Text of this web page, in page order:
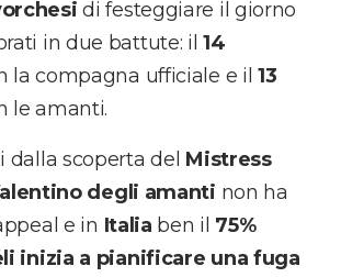
di festeggiare il giorno
in due battute: il 14
la compagna ufficiale e il13
le amanti.
dalla scoperta del Mistress
degli amanti non ha
e in Italia ben il 75%
inizia a pianificare una fuga